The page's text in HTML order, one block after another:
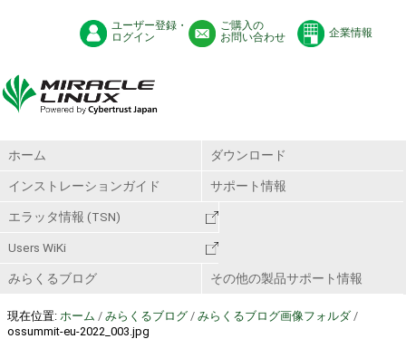
ユーザー登録・
ログイン
ご購入の
お問い合わせ
企業情報
ホーム ダウンロード
インストレーションガイド サポート情報
エラッタ情報 (TSN)
Users WiKi
みらくるブログ その他の製品サポート情報
現在位置: ホーム / みらくるブログ / みらくるブログ画像フォルダ /
ossummit-eu-2022_003.jpg